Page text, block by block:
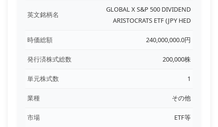
英文銘柄名
GLOBAL X S&P 500 DIVIDEND
ARISTOCRATS ETF (JPY HED
時価総額 240,000,000.0円
発行済株式総数 200,000株
単元株式数 1
業種 その他
市場 ETF等